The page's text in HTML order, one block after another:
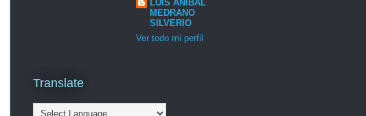
LUIS ANIBAL
MEDRANO
SILVERIO
Ver todo mi perfil
Translate